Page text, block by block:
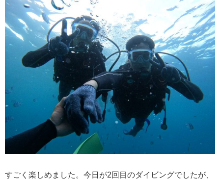
すごく楽しめました。今日が2回目のダイビングでしたが、